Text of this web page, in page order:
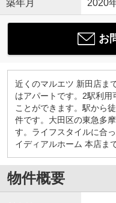
築年月 2020
お
近くのマルエツ 新田店ま
はアパートです。2駅利
ことができます。駅から
件です。大田区の東急多
す。ライフスタイルに合
イディアルホーム 本店ま
物件概要